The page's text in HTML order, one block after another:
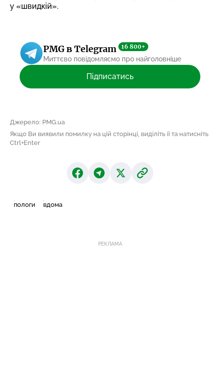
у «швидкій».
PMG в Telegram 16 800+
Миттєво повідомляємо про найголовніше
Підписатись
Джерело: PMG.ua
Якщо Ви виявили помилку на цій сторінці, виділіть її та натисніть
Ctrl+Enter
пологи вдома
РЕКЛАМА